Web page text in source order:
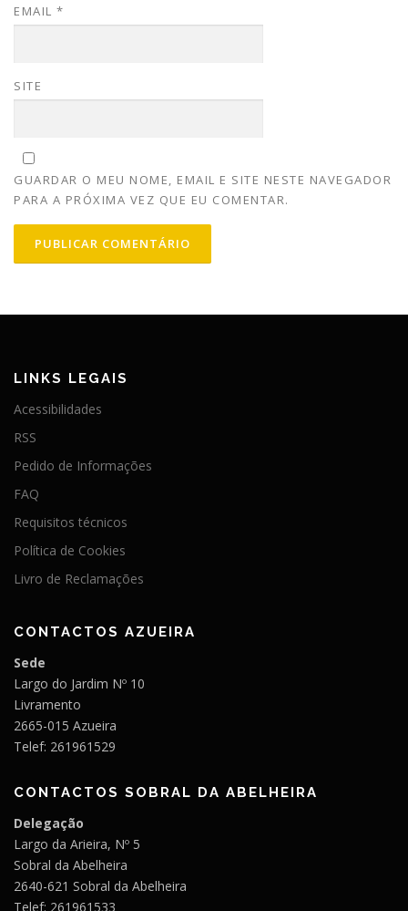
EMAIL *
SITE
GUARDAR O MEU NOME, EMAIL E SITE NESTE NAVEGADOR
PARA A PRÓXIMA VEZ QUE EU COMENTAR.
LINKS LEGAIS
Acessibilidades
RSS
Pedido de Informações
FAQ
Requisitos técnicos
Política de Cookies
Livro de Reclamações
CONTACTOS AZUEIRA
Sede
Largo do Jardim Nº 10
Livramento
2665-015 Azueira
Telef: 261961529
CONTACTOS SOBRAL DA ABELHEIRA
Delegação
Largo da Arieira, Nº 5
Sobral da Abelheira
2640-621 Sobral da Abelheira
Telef: 261961533